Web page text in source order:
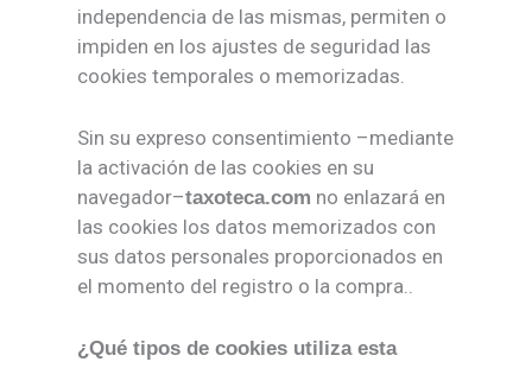
independencia de las mismas, permiten o
impiden en los ajustes de seguridad las
cookies temporales o memorizadas.
Sin su expreso consentimiento –mediante
la activación de las cookies en su
navegador–taxoteca.com no enlazará en
las cookies los datos memorizados con
sus datos personales proporcionados en
el momento del registro o la compra..
¿Qué tipos de cookies utiliza esta